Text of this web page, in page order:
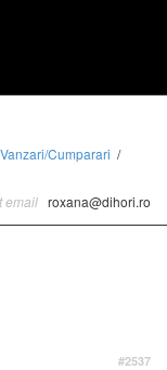
Vanzari/Cumparari
email roxana@dihori.ro
#2537